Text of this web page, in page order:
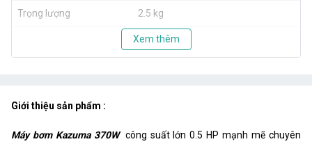
Trọng lượng 2.5 kg
Xem thêm
Giới thiệu sản phẩm :
Máy bơm Kazuma 370W công suất lớn 0.5 HP mạnh mẽ chuyên